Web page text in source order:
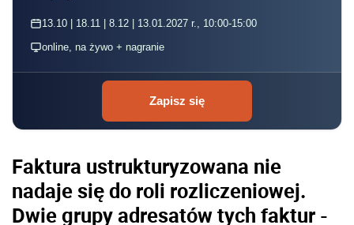
13.10 | 18.11 | 8.12 | 13.01.2027 r., 10:00-15:00
online, na żywo + nagranie
Zapisz się
Faktura ustrukturyzowana nie
nadaje się do roli rozliczeniowej.
Dwie grupy adresatów tych faktur -